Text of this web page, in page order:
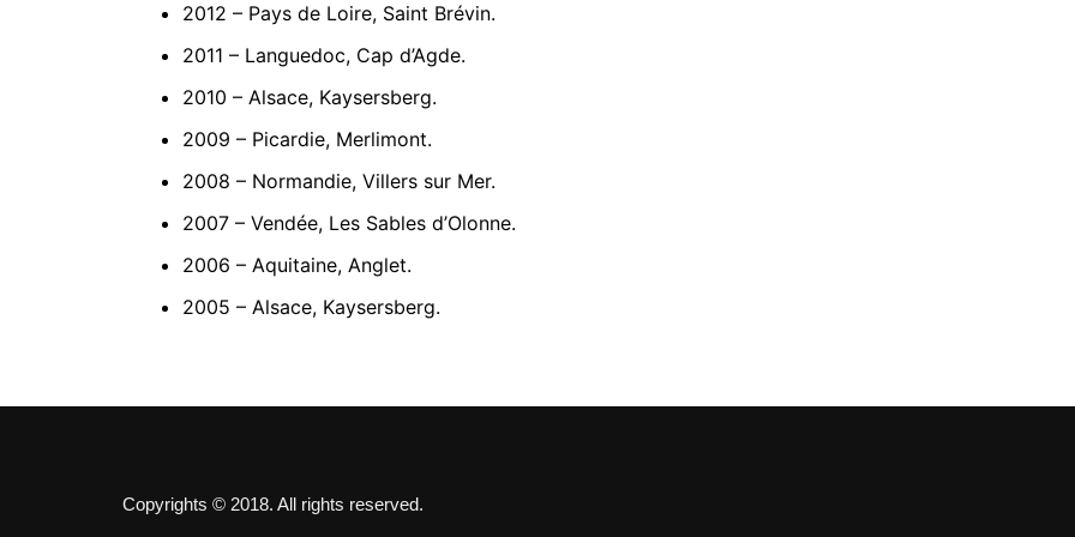
2012 – Pays de Loire, Saint Brévin.
2011 – Languedoc, Cap d’Agde.
2010 – Alsace, Kaysersberg.
2009 – Picardie, Merlimont.
2008 – Normandie, Villers sur Mer.
2007 – Vendée, Les Sables d’Olonne.
2006 – Aquitaine, Anglet.
2005 – Alsace, Kaysersberg.
Copyrights © 2018. All rights reserved.